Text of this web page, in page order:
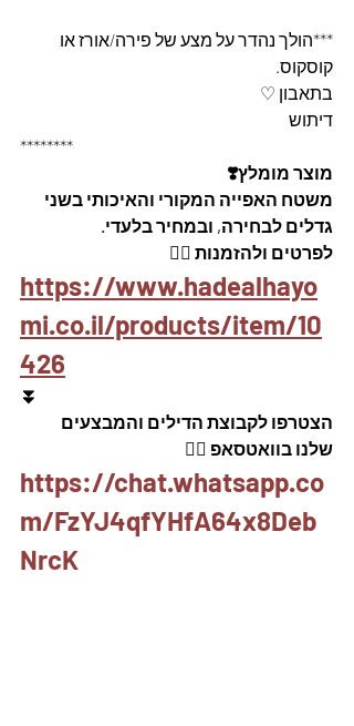
***הולך נהדר על מצע של פירה/אורז או
קוסקוס.
בתאבון ♡
דיתוש
********
מוצר מומלץ❣️
משטח האפייה המקורי והאיכותי בשני
גדלים לבחירה, ובמחיר בלעדי.
לפרטים ולהזמנות 👇🏼
https://www.hadealhayo
mi.co.il/products/item/10
426
⏬
הצטרפו לקבוצת הדילים והמבצעים
שלנו בוואטסאפ 👇🏽
https://chat.whatsapp.co
m/FzYJ4qfYHfA64x8Deb
NrcK